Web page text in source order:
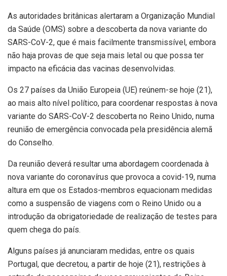
As autoridades britânicas alertaram a Organização Mundial
da Saúde (OMS) sobre a descoberta da nova variante do
SARS-CoV-2, que é mais facilmente transmissível, embora
não haja provas de que seja mais letal ou que possa ter
impacto na eficácia das vacinas desenvolvidas.
Os 27 países da União Europeia (UE) reúnem-se hoje (21),
ao mais alto nível político, para coordenar respostas à nova
variante do SARS-CoV-2 descoberta no Reino Unido, numa
reunião de emergência convocada pela presidência alemã
do Conselho.
Da reunião deverá resultar uma abordagem coordenada à
nova variante do coronavírus que provoca a covid-19, numa
altura em que os Estados-membros equacionam medidas
como a suspensão de viagens com o Reino Unido ou a
introdução da obrigatoriedade de realização de testes para
quem chega do país.
Alguns países já anunciaram medidas, entre os quais
Portugal, que decretou, a partir de hoje (21), restrições à